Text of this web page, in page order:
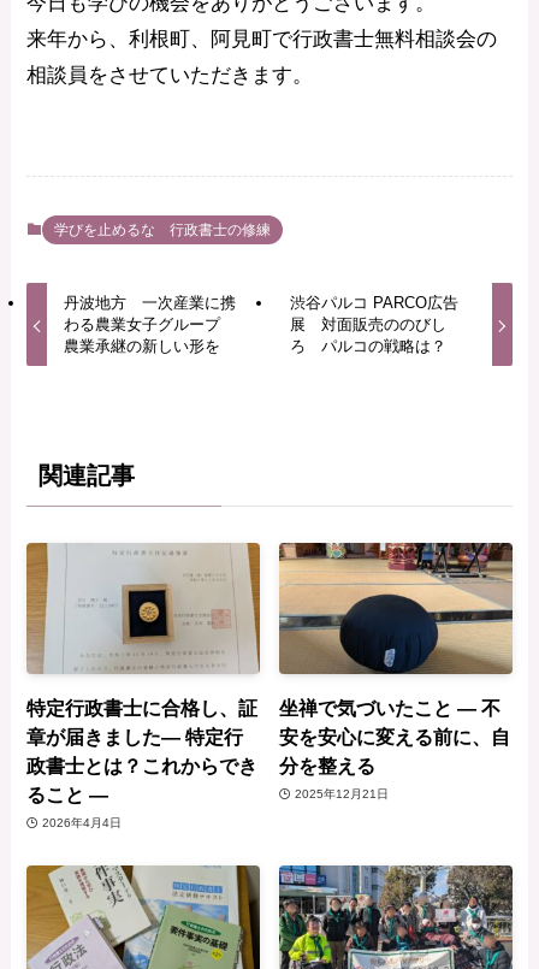
来年から、利根町、阿見町で行政書士無料相談会の
相談員をさせていただきます。
学びを止めるな 行政書士の修練
丹波地方 一次産業に携
わる農業女子グループ
農業承継の新しい形を
渋谷パルコ PARCO広告
展 対面販売ののびし
ろ パルコの戦略は？
関連記事
特定行政書士に合格し、証
章が届きました— 特定行
政書士とは？これからでき
ること —
2026年4月4日
坐禅で気づいたこと ― 不
安を安心に変える前に、自
分を整える
2025年12月21日